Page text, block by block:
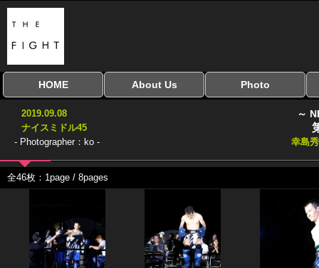
HOME
全興行を表示
ナイスミドル
アマチュアキック
協議会
全日本学生キック
建武館キッズ大会
Bigbang
おやじファイト
About Us Photo
2019.09.08
ナイスミドル45
- Photographer：ko -
～
幸島
全46枚：1page / 8pages